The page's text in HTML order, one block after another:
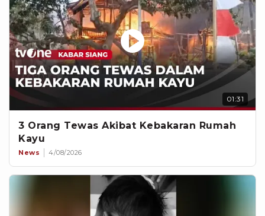
01:31
3 Orang Tewas Akibat Kebakaran Rumah
Kayu
News 4/08/2026